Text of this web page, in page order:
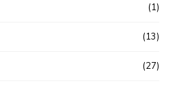
(1)
(13)
(27)